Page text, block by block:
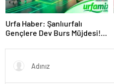
Urfa Haber: Şanlıurfalı
Gençlere Dev Burs Müjdesi!